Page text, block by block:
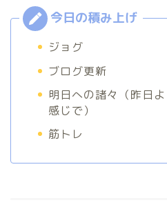
ジョグ
ブログ更新
明日への諸々（昨日
感じで）
筋トレ